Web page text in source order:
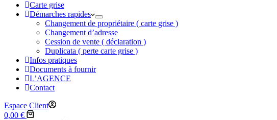
Carte grise
Démarches rapides
Changement de propriétaire ( carte grise )
Changement d’adresse
Cession de vente ( déclaration )
Duplicata ( perte carte grise )
Infos pratiques
Documents à fournir
L’AGENCE
Contact
Espace Client
0,00 €